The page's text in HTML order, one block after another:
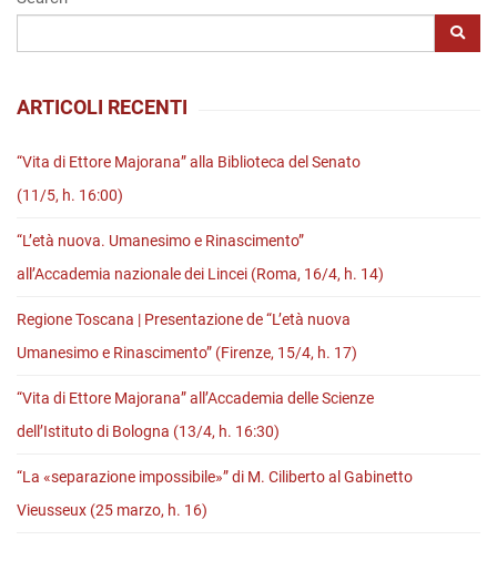
Club
Internazionale
Firenze
18)
ARTICOLI RECENTI
“Vita di Ettore Majorana” alla Biblioteca del Senato
(11/5, h. 16:00)
“L’età nuova. Umanesimo e Rinascimento”
all’Accademia nazionale dei Lincei (Roma, 16/4, h. 14)
Regione Toscana | Presentazione de “L’età nuova
Umanesimo e Rinascimento” (Firenze, 15/4, h. 17)
“Vita di Ettore Majorana” all’Accademia delle Scienze
dell’Istituto di Bologna (13/4, h. 16:30)
“La «separazione impossibile»” di M. Ciliberto al Gabinetto
Vieusseux (25 marzo, h. 16)